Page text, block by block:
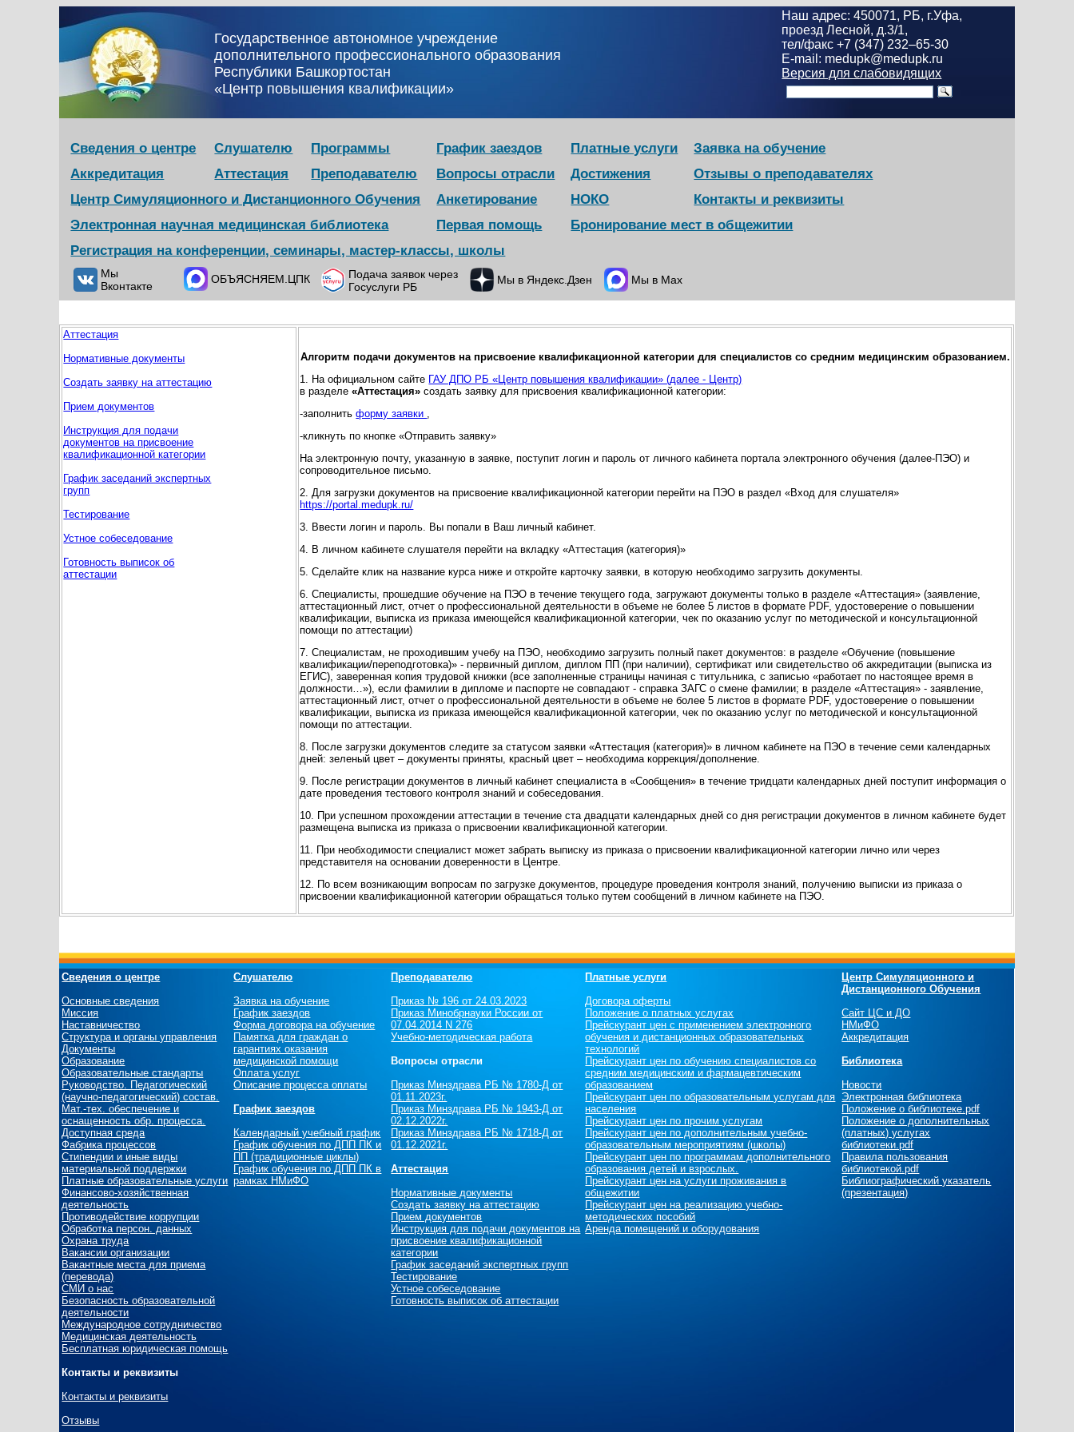
Государственное автономное учреждение
дополнительного профессионального образования
Республики Башкортостан
«Центр повышения квалификации»
Наш адрес: 450071, РБ, г.Уфа,
проезд Лесной, д.3/1,
тел/факс +7 (347) 232–65-30
E-mail: medupk@medupk.ru
Версия для слабовидящих
Сведения о центре Слушателю Программы График заездов Платные услуги
Заявка на обучение
Аккредитация
Аттестация Преподавателю Вопросы отрасли Достижения
Отзывы о преподавателях
Центр Симуляционного и Дистанционного Обучения
Анкетирование НОКО
Контакты и реквизиты
Электронная научная медицинская библиотека
Первая помощь
Бронирование мест в общежитии
Регистрация на конференции, семинары, мастер-классы, школы
Мы
Вконтакте
ОБЪЯСНЯЕМ.ЦПК
Подача заявок через
Госуслуги РБ
Мы в Яндекс.Дзен Мы в Max
Аттестация
Нормативные документы
Создать заявку на аттестацию
Прием документов
Инструкция для подачи
документов на присвоение
квалификационной категории
График заседаний экспертных
групп
Тестирование
Устное собеседование
Готовность выписок об
аттестации
Алгоритм подачи документов на присвоение квалификационной категории для специалистов со средним медицинским образованием.
1. На официальном сайте ГАУ ДПО РБ «Центр повышения квалификации» (далее - Центр)
в разделе«Аттестация» создать заявку для присвоения квалификационной категории:
-заполнитьформу заявки ,
-кликнуть по кнопке «Отправить заявку»
На электронную почту, указанную в заявке, поступит логин и пароль от личного кабинета портала электронного обучения (далее-ПЭО) и
сопроводительное письмо.
2. Для загрузки документов на присвоение квалификационной категории перейти на ПЭО в раздел «Вход для слушателя»
https://portal.medupk.ru/
3. Ввести логин и пароль. Вы попали в Ваш личный кабинет.
4. В личном кабинете слушателя перейти на вкладку «Аттестация (категория)»
5. Сделайте клик на название курса ниже и откройте карточку заявки, в которую необходимо загрузить документы.
6. Специалисты, прошедшие обучение на ПЭО в течение текущего года, загружают документы только в разделе «Аттестация» (заявление,
аттестационный лист, отчет о профессиональной деятельности в объеме не более 5 листов в формате PDF, удостоверение о повышении
квалификации, выписка из приказа имеющейся квалификационной категории, чек по оказанию услуг по методической и консультационной
помощи по аттестации)
7. Специалистам, не проходившим учебу на ПЭО, необходимо загрузить полный пакет документов: в разделе «Обучение (повышение
квалификации/переподготовка)» - первичный диплом, диплом ПП (при наличии), сертификат или свидетельство об аккредитации (выписка из
ЕГИС), заверенная копия трудовой книжки (все заполненные страницы начиная с титульника, с записью «работает по настоящее время в
должности…»), если фамилии в дипломе и паспорте не совпадают - справка ЗАГС о смене фамилии; в разделе «Аттестация» - заявление,
аттестационный лист, отчет о профессиональной деятельности в объеме не более 5 листов в формате PDF, удостоверение о повышении
квалификации, выписка из приказа имеющейся квалификационной категории, чек по оказанию услуг по методической и консультационной
помощи по аттестации.
8. После загрузки документов следите за статусом заявки «Аттестация (категория)» в личном кабинете на ПЭО в течение семи календарных
дней: зеленый цвет – документы приняты, красный цвет – необходима коррекция/дополнение.
9. После регистрации документов в личный кабинет специалиста в «Сообщения» в течение тридцати календарных дней поступит информация о
дате проведения тестового контроля знаний и собеседования.
10. При успешном прохождении аттестации в течение ста двадцати календарных дней со дня регистрации документов в личном кабинете будет
размещена выписка из приказа о присвоении квалификационной категории.
11. При необходимости специалист может забрать выписку из приказа о присвоении квалификационной категории лично или через
представителя на основании доверенности в Центре.
12. По всем возникающим вопросам по загрузке документов, процедуре проведения контроля знаний, получению выписки из приказа о
присвоении квалификационной категории обращаться только путем сообщений в личном кабинете на ПЭО.
Сведения о центре
Основные сведения
Миссия
Наставничество
Структура и органы управления
Документы
Образование
Образовательные стандарты
Руководство. Педагогический
(научно-педагогический) состав.
Мат.-тех. обеспечение и
оснащенность обр. процесса.
Доступная среда
Фабрика процессов
Стипендии и иные виды
материальной поддержки
Платные образовательные услуги
Финансово-хозяйственная
деятельность
Противодействие коррупции
Обработка персон. данных
Охрана труда
Вакансии организации
Вакантные места для приема
(перевода)
СМИ о нас
Безопасность образовательной
деятельности
Международное сотрудничество
Медицинская деятельность
Бесплатная юридическая помощь
Контакты и реквизиты
Контакты и реквизиты
Отзывы
Слушателю
Заявка на обучение
График заездов
Форма договора на обучение
Памятка для граждан о
гарантиях оказания
медицинской помощи
Оплата услуг
Описание процесса оплаты
График заездов
Календарный учебный график
График обучения по ДПП ПК и
ПП (традиционные циклы)
График обучения по ДПП ПК в
рамках НМиФО
Преподавателю
Приказ № 196 от 24.03.2023
Приказ Минобрнауки России от
07.04.2014 N 276
Учебно-методическая работа
Вопросы отрасли
Приказ Минздрава РБ № 1780-Д от
01.11.2023г.
Приказ Минздрава РБ № 1943-Д от
02.12.2022г.
Приказ Минздрава РБ № 1718-Д от
01.12.2021г.
Аттестация
Нормативные документы
Создать заявку на аттестацию
Прием документов
Инструкция для подачи документов на
присвоение квалификационной
категории
График заседаний экспертных групп
Тестирование
Устное собеседование
Готовность выписок об аттестации
Платные услуги
Договора оферты
Положение о платных услугах
Прейскурант цен c применением электронного
обучения и дистанционных образовательных
технологий
Прейскурант цен по обучению специалистов со
средним медицинским и фармацевтическим
образованием
Прейскурант цен по образовательным услугам для
населения
Прейскурант цен по прочим услугам
Прейскурант цен по дополнительным учебно-
образовательным мероприятиям (школы)
Прейскурант цен по программам дополнительного
образования детей и взрослых.
Прейскурант цен на услуги проживания в
общежитии
Прейскурант цен на реализацию учебно-
методических пособий
Аренда помещений и оборудования
Центр Симуляционного и
Дистанционного Обучения
Сайт ЦС и ДО
НМиФО
Аккредитация
Библиотека
Новости
Электронная библиотека
Положение о библиотеке.pdf
Положение о дополнительных
(платных) услугах
библиотеки.pdf
Правила пользования
библиотекой.pdf
Библиографический указатель
(презентация)